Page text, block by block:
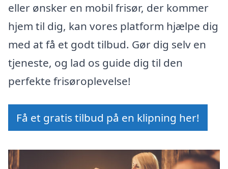
eller ønsker en mobil frisør, der kommer
hjem til dig, kan vores platform hjælpe dig
med at få et godt tilbud. Gør dig selv en
tjeneste, og lad os guide dig til den
perfekte frisøroplevelse!
Få et gratis tilbud på en klipning her!